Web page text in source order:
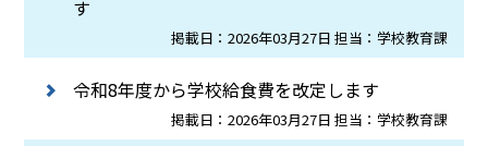
す
掲載日：2026年03月27日 担当：学校教育課
令和8年度から学校給食費を改定します
掲載日：2026年03月27日 担当：学校教育課